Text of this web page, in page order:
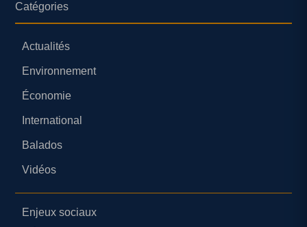
Catégories
Actualités
Environnement
Économie
International
Balados
Vidéos
Enjeux sociaux